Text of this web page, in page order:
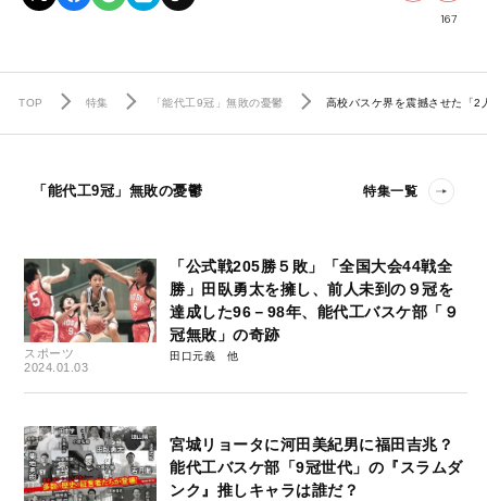
167
TOP 特集 「能代工9冠」無敗の憂鬱 高校バスケ界を震撼させた「2
「能代工9冠」無敗の憂鬱 特集一覧
スポーツ
2024.01.03
「公式戦205勝５敗」「全国大会44戦全
勝」田臥勇太を擁し、前人未到の９冠を
達成した96－98年、能代工バスケ部「９
冠無敗」の奇跡
田口元義
宮城リョータに河田美紀男に福田吉兆？
能代工バスケ部「9冠世代」の『スラムダ
ンク』推しキャラは誰だ？